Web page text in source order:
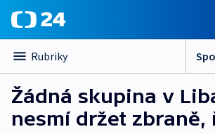
Rubriky
Žádná skupina v
nesmí držet zbraně,